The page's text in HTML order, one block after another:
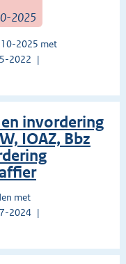
2025
2025 met
2022
invordering
IOAZ, Bbz
met
2024